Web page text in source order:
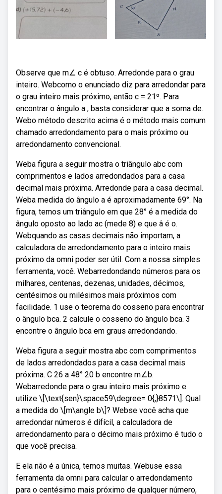
Observe que m∠ c é obtuso. Arredonde para o grau
inteiro. Webcomo o enunciado diz para arredondar para
o grau inteiro mais próximo, então c = 21º. Para
encontrar o ângulo a , basta considerar que a soma de.
Webo método descrito acima é o método mais comum
chamado arredondamento para o mais próximo ou
arredondamento convencional.
Weba figura a seguir mostra o triângulo abc com
comprimentos e lados arredondados para a casa
decimal mais próxima. Arredonde para a casa decimal.
Weba medida do ângulo a é aproximadamente 69°. Na
figura, temos um triângulo em que 28° é a medida do
ângulo oposto ao lado ac (mede 8) e que â é o.
Webquando as casas decimais não importam, a
calculadora de arredondamento para o inteiro mais
próximo da omni poder ser útil. Com a nossa simples
ferramenta, você. Webarredondando números para os
milhares, centenas, dezenas, unidades, décimos,
centésimos ou milésimos mais próximos com
facilidade. 1 use o teorema do cosseno para encontrar
o ângulo bca. 2 calcule o cosseno do ângulo bca. 3
encontre o ângulo bca em graus arredondando.
Weba figura a seguir mostra abc com comprimentos
de lados arredondados para a casa decimal mais
próxima. C 26 a 48° 20 b encontre m∠b.
Webarredonde para o grau inteiro mais próximo e
utilize \[\text{sen}\space59\degree= 0{,}8571\]. Qual
a medida do \[m\angle b\]? Webse você acha que
arredondar números é difícil, a calculadora de
arredondamento para o décimo mais próximo é tudo o
que você precisa.
E ela não é a única, temos muitas. Webuse essa
ferramenta da omni para calcular o arredondamento
para o centésimo mais próximo de qualquer número,